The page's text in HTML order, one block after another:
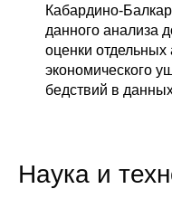
Кабардино-
данного анализа
оценки отдельных
экономического
бедствий в
Наука и